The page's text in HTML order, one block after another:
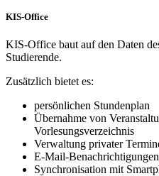
KIS-Office
KIS-Office baut auf den Daten
Studierende.
Zusätzlich bietet es:
persönlichen Stundenplan
Übernahme von
Vorlesungsverzeichnis
Verwaltung privater
E-Mail-
Synchronisation mit